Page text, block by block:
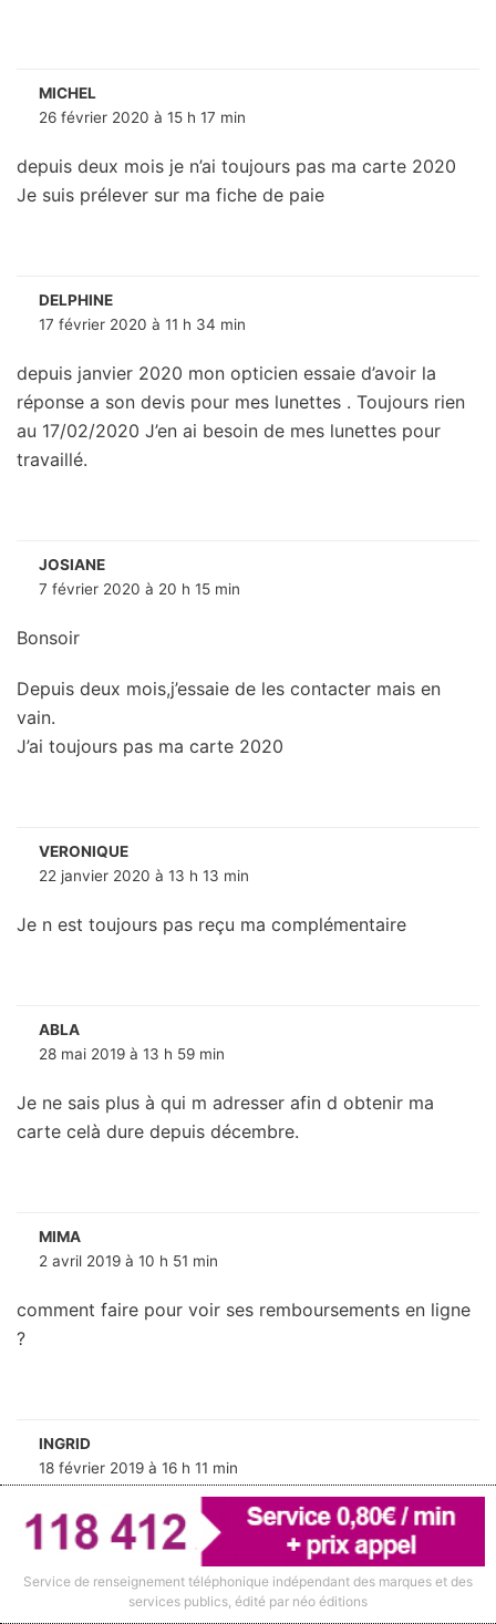
Service de renseignement téléphonique indépendant des marques et des
services publics, édité par néo éditions
MICHEL
26 février 2020 à 15 h 17 min
depuis deux mois je n’ai toujours pas ma carte 2020
Je suis prélever sur ma fiche de paie
DELPHINE
17 février 2020 à 11 h 34 min
depuis janvier 2020 mon opticien essaie d’avoir la
réponse a son devis pour mes lunettes . Toujours rien
au 17/02/2020 J’en ai besoin de mes lunettes pour
travaillé.
JOSIANE
7 février 2020 à 20 h 15 min
Bonsoir
Depuis deux mois,j’essaie de les contacter mais en
vain.
J’ai toujours pas ma carte 2020
VERONIQUE
22 janvier 2020 à 13 h 13 min
Je n est toujours pas reçu ma complémentaire
ABLA
28 mai 2019 à 13 h 59 min
Je ne sais plus à qui m adresser afin d obtenir ma
carte celà dure depuis décembre.
MIMA
2 avril 2019 à 10 h 51 min
comment faire pour voir ses remboursements en ligne
?
INGRID
18 février 2019 à 16 h 11 min
Bonjour,
Je ne comprends pas pourquoi je dois avancer les
frais en ayant une mutuelle ?? Je trouve pas ça normal